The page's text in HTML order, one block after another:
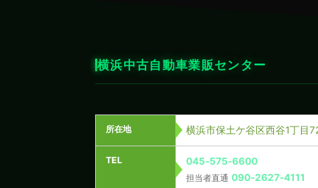
横浜中古自動車業販センター
所在地 横浜市保土ケ谷区西谷1丁目
TEL 045-575-6600
担当者直通 090-2627-4111